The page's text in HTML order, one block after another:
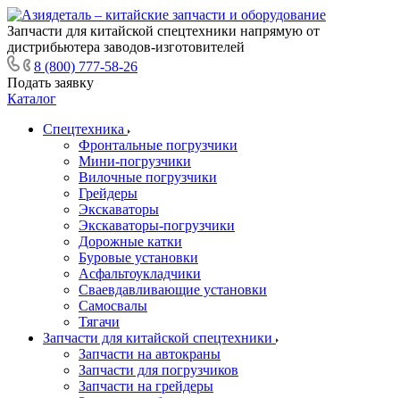
Запчасти для китайской спецтехники напрямую от
дистрибьютера заводов-изготовителей
8 (800) 777-58-26
Подать заявку
Каталог
Спецтехника
Фронтальные погрузчики
Мини-погрузчики
Вилочные погрузчики
Грейдеры
Экскаваторы
Экскаваторы-погрузчики
Дорожные катки
Буровые установки
Асфальтоукладчики
Сваевдавливающие установки
Самосвалы
Тягачи
Запчасти для китайской спецтехники
Запчасти на автокраны
Запчасти для погрузчиков
Запчасти на грейдеры